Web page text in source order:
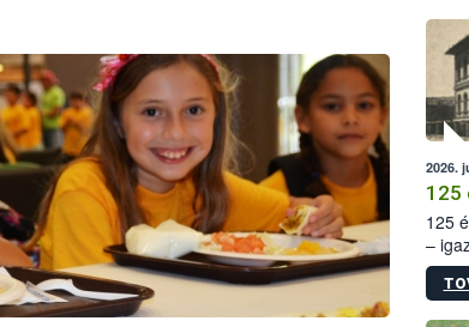
2026.
125
125
–
15.